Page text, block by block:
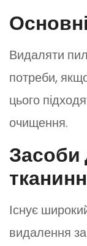
Видаляти пил
потреби,
цього
очищення.
Існує
видалення